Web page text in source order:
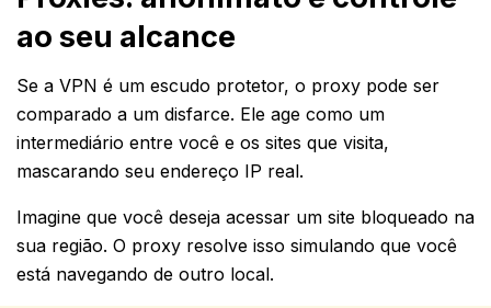
ao seu alcance
Se a VPN é um escudo protetor, o proxy pode ser
comparado a um disfarce. Ele age como um
intermediário entre você e os sites que visita,
mascarando seu endereço IP real.
Imagine que você deseja acessar um site bloqueado na
sua região. O proxy resolve isso simulando que você
está navegando de outro local.